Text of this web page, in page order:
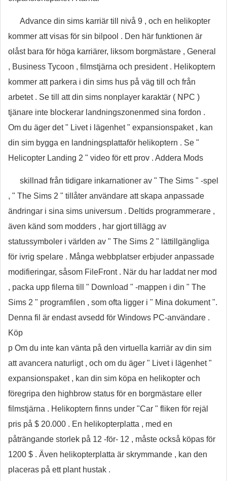
Advance din sims karriär till nivå 9 , och en helikopter
kommer att visas för sin bilpool . Den här funktionen är
olåst bara för höga karriärer, liksom borgmästare , General
, Business Tycoon , filmstjärna och president . Helikoptern
kommer att parkera i din sims hus på väg till och från
arbetet . Se till att din sims nonplayer karaktär ( NPC )
tjänare inte blockerar landningszonenmed sina fordon .
Om du äger det " Livet i lägenhet " expansionspaket , kan
din sim bygga en landningsplattaför helikoptern . Se "
Helicopter Landing 2 " video för ett prov . Addera Mods
skillnad från tidigare inkarnationer av " The Sims " -spel
, " The Sims 2 " tillåter användare att skapa anpassade
ändringar i sina sims universum . Deltids programmerare ,
även känd som modders , har gjort tillägg av
statussymboler i världen av " The Sims 2 " lättillgängliga
för ivrig spelare . Många webbplatser erbjuder anpassade
modifieringar, såsom FileFront . När du har laddat ner mod
, packa upp filerna till " Download " -mappen i din " The
Sims 2 " programfilen , som ofta ligger i " Mina dokument ".
Denna fil är endast avsedd för Windows PC-användare .
Köp
p Om du inte kan vänta på den virtuella karriär av din sim
att avancera naturligt , och om du äger " Livet i lägenhet "
expansionspaket , kan din sim köpa en helikopter och
föregripa den highbrow status för en borgmästare eller
filmstjärna . Helikoptern finns under "Car " fliken för rejäl
pris på $ 20.000 . En helikopterplatta , med en
påträngande storlek på 12 -för- 12 , måste också köpas för
1200 $ . Även helikopterplatta är skrymmande , kan den
placeras på ett plant hustak .